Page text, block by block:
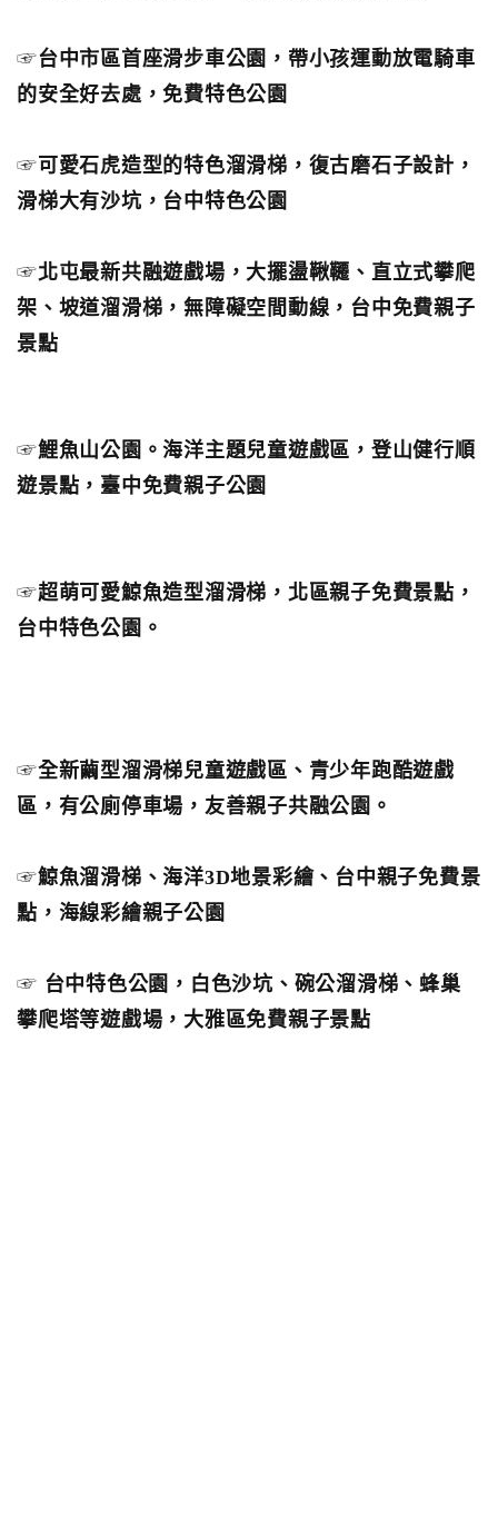
☞台中市區首座滑步車公園，帶小孩運動放電騎車
的安全好去處，免費特色公園
☞可愛石虎造型的特色溜滑梯，復古磨石子設計，
滑梯大有沙坑，台中特色公園
☞北屯最新共融遊戲場，大擺盪鞦韆、直立式攀爬
架、坡道溜滑梯，無障礙空間動線，台中免費親子
景點
☞鯉魚山公園。海洋主題兒童遊戲區，登山健行順
遊景點，臺中免費親子公園
☞超萌可愛鯨魚造型溜滑梯，北區親子免費景點，
台中特色公園。
☞全新繭型溜滑梯兒童遊戲區、青少年跑酷遊戲
區，有公廁停車場，友善親子共融公園。
☞鯨魚溜滑梯、海洋3D地景彩繪、台中親子免費景
點，海線彩繪親子公園
☞ 台中特色公園，白色沙坑、碗公溜滑梯、蜂巢
攀爬塔等遊戲場，大雅區免費親子景點